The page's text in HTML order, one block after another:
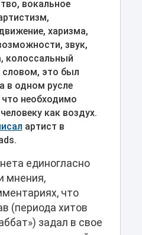
вокальное
харизма,
звук,
колоссальный
это был
в одном русле
необходимо
как воздух.
артист в
единогласно
мнения,
что
(периода хитов
задал в свое